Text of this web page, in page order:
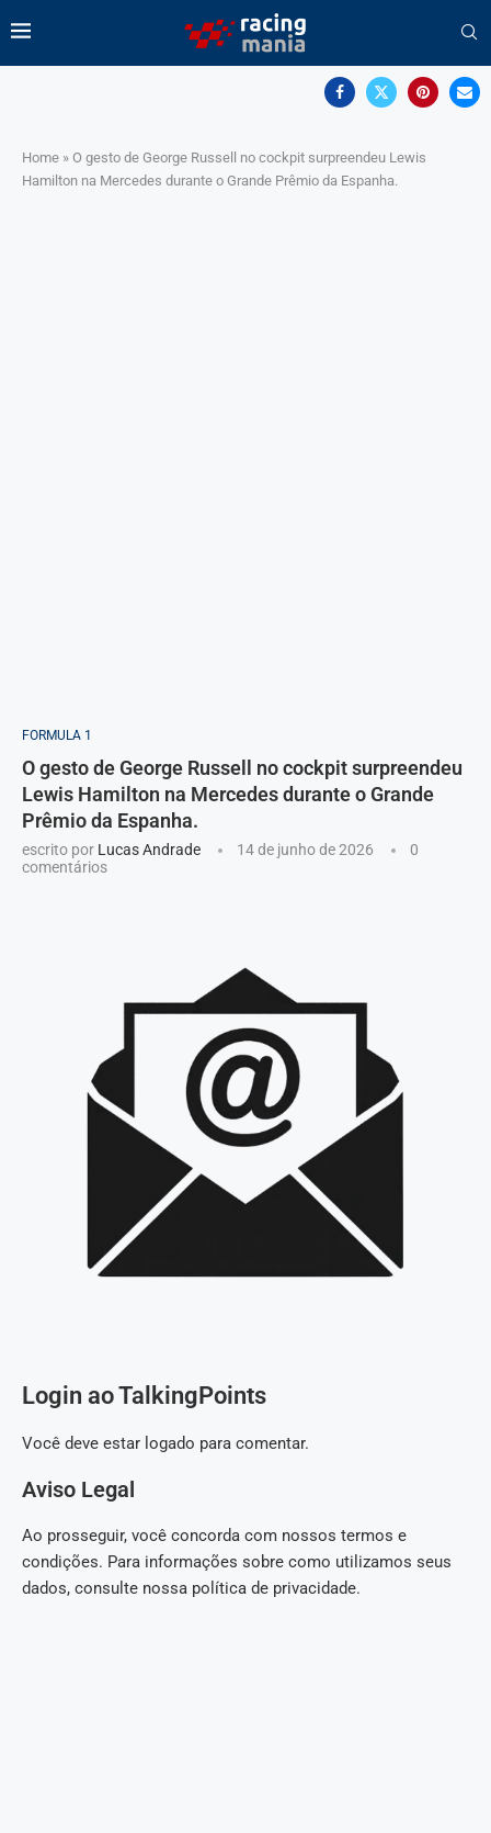
Home » O gesto de George Russell no cockpit surpreendeu Lewis
Hamilton na Mercedes durante o Grande Prêmio da Espanha.
FORMULA 1
O gesto de George Russell no cockpit surpreendeu
Lewis Hamilton na Mercedes durante o Grande
Prêmio da Espanha.
escrito por Lucas Andrade 14 de junho de 2026
0
comentários
Login ao TalkingPoints
Você deve estar logado para comentar.
Aviso Legal
Ao prosseguir, você concorda com nossos termos e
condições. Para informações sobre como utilizamos seus
dados, consulte nossa política de privacidade.